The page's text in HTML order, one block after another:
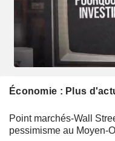
Économie : Plus
Point marchés-Wall
pessimisme au Moyen-